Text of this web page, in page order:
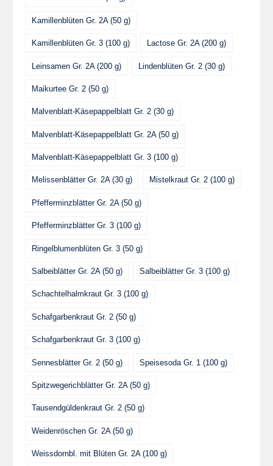
Kamillenblüten Gr. 2A (50 g)
Kamillenblüten Gr. 3 (100 g) Lactose Gr. 2A (200 g)
Leinsamen Gr. 2A (200 g) Lindenblüten Gr. 2 (30 g)
Maikurtee Gr. 2 (50 g)
Malvenblatt-Käsepappelblatt Gr. 2 (30 g)
Malvenblatt-Käsepappelblatt Gr. 2A (50 g)
Malvenblatt-Käsepappelblatt Gr. 3 (100 g)
Melissenblätter Gr. 2A (30 g) Mistelkraut Gr. 2 (100 g)
Pfefferminzblätter Gr. 2A (50 g)
Pfefferminzblätter Gr. 3 (100 g)
Ringelblumenblüten Gr. 3 (50 g)
Salbeiblätter Gr. 2A (50 g) Salbeiblätter Gr. 3 (100 g)
Schachtelhalmkraut Gr. 3 (100 g)
Schafgarbenkraut Gr. 2 (50 g)
Schafgarbenkraut Gr. 3 (100 g)
Sennesblätter Gr. 2 (50 g) Speisesoda Gr. 1 (100 g)
Spitzwegerichblätter Gr. 2A (50 g)
Tausendgüldenkraut Gr. 2 (50 g)
Weidenröschen Gr. 2A (50 g)
Weissdornbl. mit Blüten Gr. 2A (100 g)